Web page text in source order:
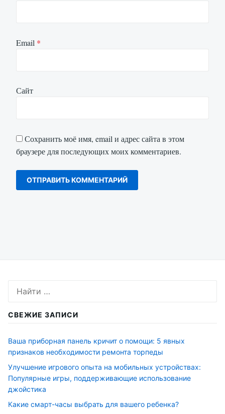
Email *
Сайт
Сохранить моё имя, email и адрес сайта в этом
браузере для последующих моих комментариев.
СВЕЖИЕ ЗАПИСИ
Ваша приборная панель кричит о помощи: 5 явных
признаков необходимости ремонта торпеды
Улучшение игрового опыта на мобильных устройствах:
Популярные игры, поддерживающие использование
джойстика
Какие смарт-часы выбрать для вашего ребенка?